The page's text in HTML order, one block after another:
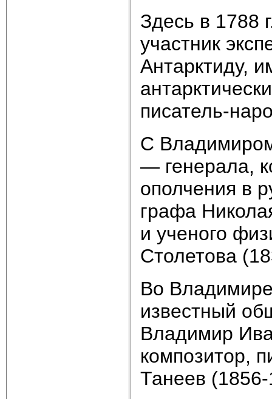
Здесь в 1788
участник
Антарктиду,
писатель-
С
— генерала,
ополчения в
графа
и ученого
Столетова
Во
известный
Владимир
композитор,
Танеев